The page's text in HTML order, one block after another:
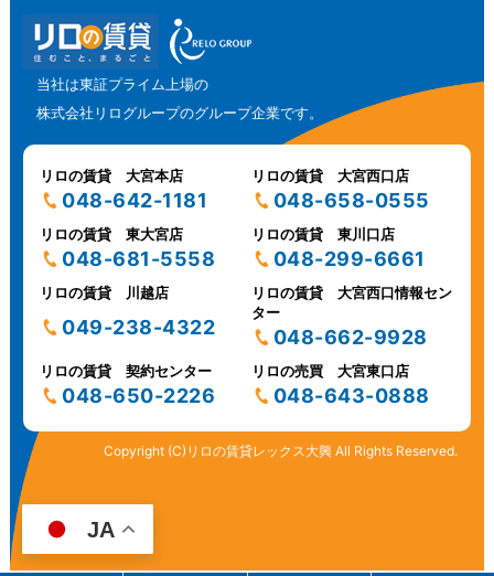
当社は東証プライム上場の
株式会社リログループのグループ企業です。
リロの賃貸 大宮本店
048-642-1181
リロの賃貸 大宮西口店
048-658-0555
リロの賃貸 東大宮店
048-681-5558
リロの賃貸 東川口店
048-299-6661
リロの賃貸 川越店
049-238-4322
リロの賃貸 大宮西口情報セン
ター
048-662-9928
リロの賃貸 契約センター
048-650-2226
リロの売買 大宮東口店
048-643-0888
Copyright (C)リロの賃貸レックス大興 All Rights Reserved.
JA